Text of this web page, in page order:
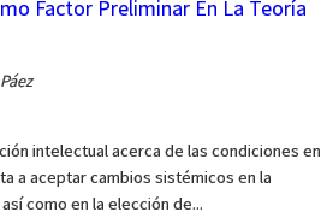
Factor Preliminar En La Teoría
intelectual acerca de las condiciones en
a aceptar cambios sistémicos en la
como en la elección de...